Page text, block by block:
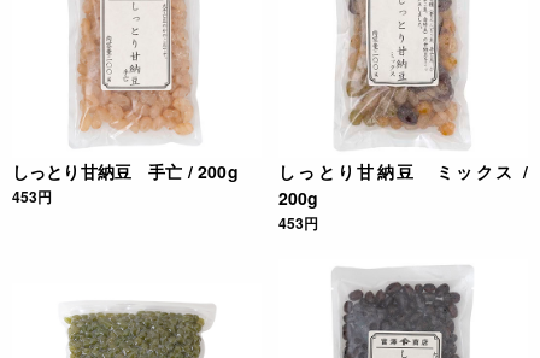
しっとり甘納豆 手亡 / 200g
453円
しっとり甘納豆 ミックス /
200g
453円